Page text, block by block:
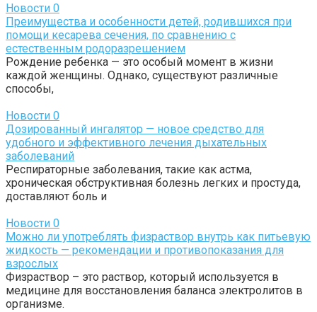
Новости 0
Преимущества и особенности детей, родившихся при
помощи кесарева сечения, по сравнению с
естественным родоразрешением
Рождение ребенка — это особый момент в жизни
каждой женщины. Однако, существуют различные
способы,
Новости 0
Дозированный ингалятор — новое средство для
удобного и эффективного лечения дыхательных
заболеваний
Респираторные заболевания, такие как астма,
хроническая обструктивная болезнь легких и простуда,
доставляют боль и
Новости 0
Можно ли употреблять физраствор внутрь как питьевую
жидкость — рекомендации и противопоказания для
взрослых
Физраствор – это раствор, который используется в
медицине для восстановления баланса электролитов в
организме.